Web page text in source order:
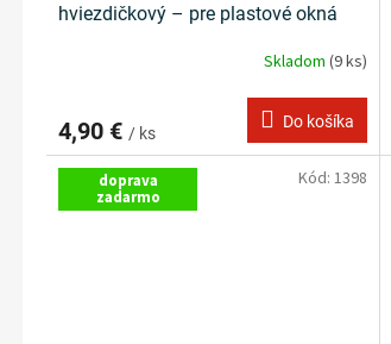
hviezdičkový – pre plastové okná
Skladom (9 ks)
4,90 € / ks
Do košíka
doprava
zadarmo
Kód: 1398